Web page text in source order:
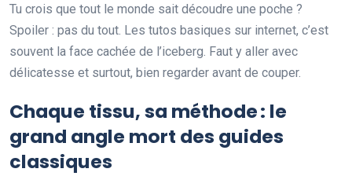
Tu crois que tout le monde sait découdre une poche ?
Spoiler : pas du tout. Les tutos basiques sur internet, c’est
souvent la face cachée de l’iceberg. Faut y aller avec
délicatesse et surtout, bien regarder avant de couper.
Chaque tissu, sa méthode : le
grand angle mort des guides
classiques